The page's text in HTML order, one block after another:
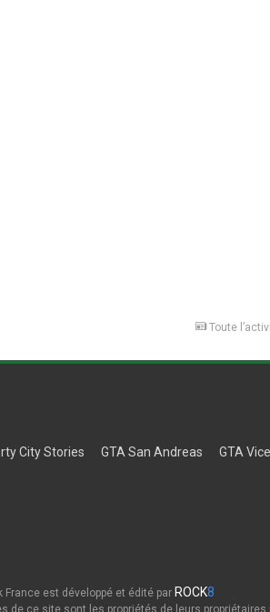
Toute
City Stories GTA San Andreas GTA
France est développé et édité par ROCK8